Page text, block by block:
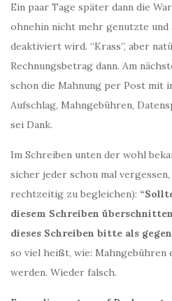
Ein paar Tage später dann die
ohnehin nicht mehr genutzte und
deaktiviert wird. “Krass”, aber
Rechnungsbetrag dann. Am
schon die Mahnung per Post mit
Aufschlag, Mahngebühren,
sei Dank.
Im Schreiben unten der wohl
sicher jeder schon mal vergessen,
rechtzeitig zu begleichen):
diesem Schreiben
dieses Schreiben bitte als
so viel heißt, wie: Mahngebühren
werden. Wieder falsch.